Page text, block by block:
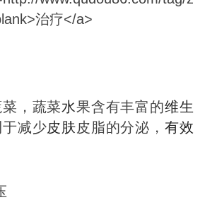
，蔬菜水果含有丰富的维生
减少皮肤皮脂的分泌， 有效